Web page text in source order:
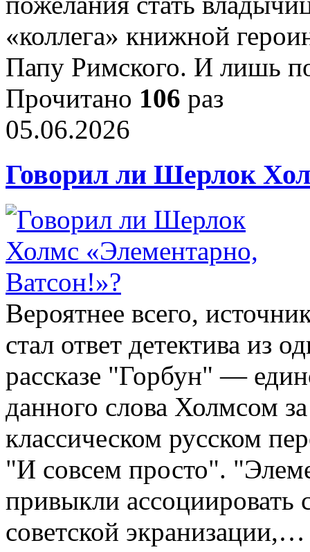
«коллега» книжной
Папу Римского. И лишь
Прочитано 106 раз
05.06.2026
Говорил ли Шерлок
Вероятнее всего,
стал ответ детектива из
рассказе "Горбун" —
данного слова Холмсом
классическом русском
"И совсем просто".
привыкли
советской экранизации,…